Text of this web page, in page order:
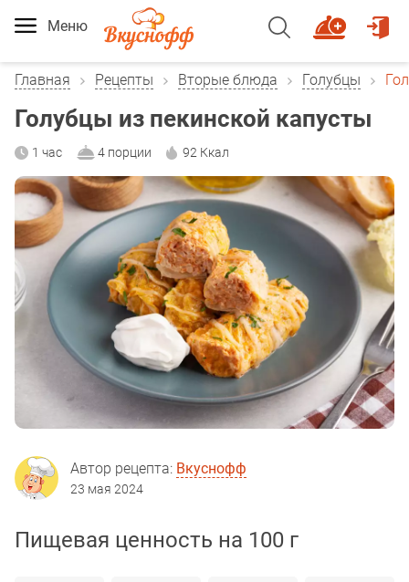
Меню
Главная Рецепты Вторые блюда Голубцы
Голубцы из пекинской капусты
1 час 4 порции 92 Ккал
Автор рецепта: Вкуснофф
23 мая 2024
Пищевая ценность на 100 г